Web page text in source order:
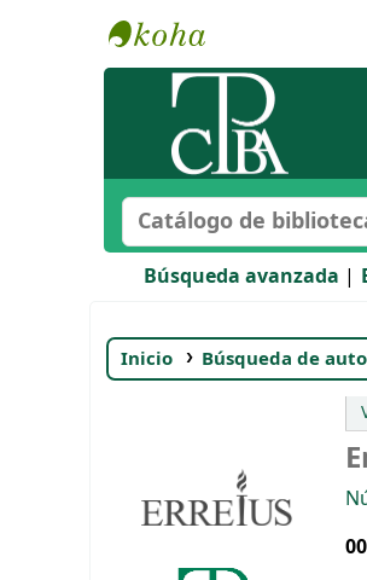
Biblioteca Bartolomé
Buscar en el catálogo
Búsqueda avanzada
Inicio Búsqueda de